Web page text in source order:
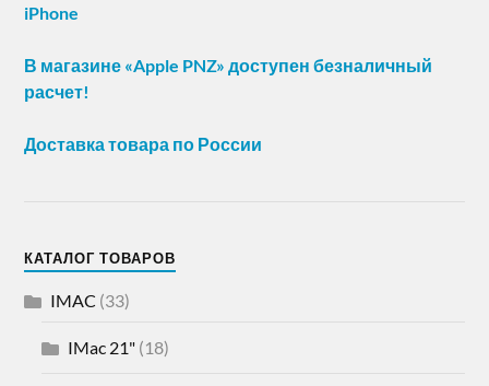
iPhone
В магазине «Apple PNZ» доступен безналичный
расчет!
Доставка товара по России
КАТАЛОГ ТОВАРОВ
IMAC (33)
IMac 21" (18)